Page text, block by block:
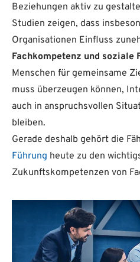
Beziehungen aktiv zu
Studien zeigen, dass
Organisationen Einfluss
Fachkompetenz und soziale
Menschen für gemeinsame
muss überzeugen können,
auch in anspruchsvollen
bleiben.
Gerade deshalb gehört die
Führung heute zu den
Zukunftskompetenzen von